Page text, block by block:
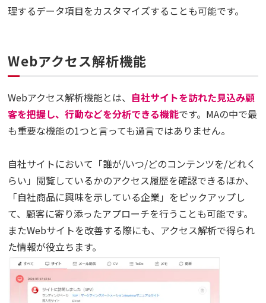
理するデータ項目をカスタマイズすることも可能です。
Webアクセス解析機能
Webアクセス解析機能とは、 自社サイトを訪れた見込み顧
客を把握し、行動などを分析できる機能です。MAの中で最
も重要な機能の1つと言っても過言ではありません。
自社サイトにおいて「誰が/いつ/どのコンテンツを/どれく
らい」閲覧しているかのアクセス履歴を確認できるほか、
「自社商品に興味を示している企業」をピックアップし
て、顧客に寄り添ったアプローチを行うことも可能です。
またWebサイトを改善する際にも、アクセス解析で得られ
た情報が役立ちます。